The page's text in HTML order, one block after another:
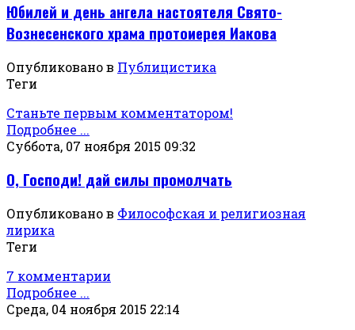
Юбилей и день ангела настоятеля Свято-
Вознесенского храма протоиерея Иакова
Опубликовано в Публицистика
Теги
Станьте первым комментатором!
Подробнее ...
Суббота, 07 ноября 2015 09:32
О, Господи! дай силы промолчать
Опубликовано в Философская и религиозная
лирика
Теги
7 комментарии
Подробнее ...
Среда, 04 ноября 2015 22:14